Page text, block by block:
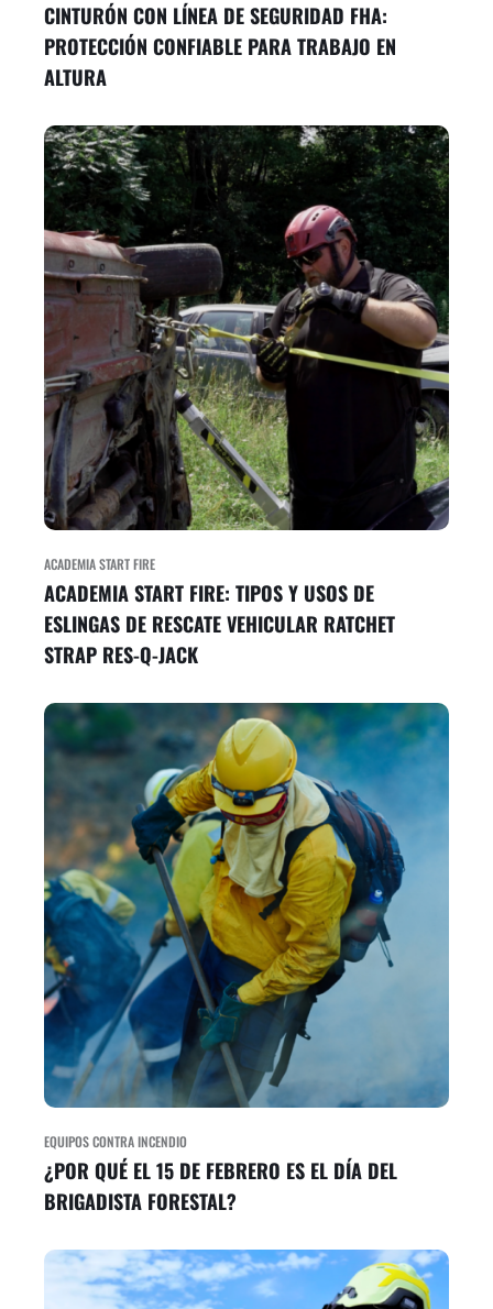
CINTURÓN CON LÍNEA DE SEGURIDAD FHA:
PROTECCIÓN CONFIABLE PARA TRABAJO EN
ALTURA
ACADEMIA START FIRE
ACADEMIA START FIRE: TIPOS Y USOS DE
ESLINGAS DE RESCATE VEHICULAR RATCHET
STRAP RES-Q-JACK
EQUIPOS CONTRA INCENDIO
¿POR QUÉ EL 15 DE FEBRERO ES EL DÍA DEL
BRIGADISTA FORESTAL?